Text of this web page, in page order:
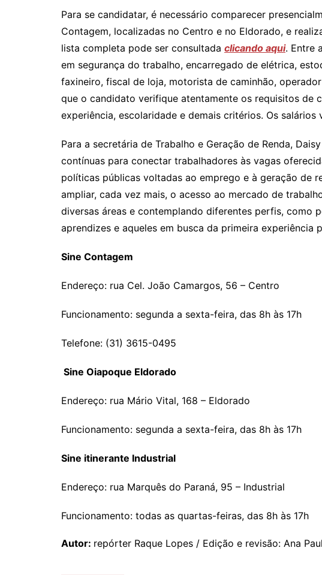
Para se candidatar, é necessário comparecer
Contagem, localizadas no Centro e no Eldorado, e
lista completa pode ser consultada clicando aqui. Entre
em segurança do trabalho, encarregado de elétrica,
faxineiro, fiscal de loja, motorista de caminhão,
que o candidato verifique atentamente os requisitos de
experiência, escolaridade e demais critérios. Os salários
Para a secretária de Trabalho e Geração de Renda,
contínuas para conectar trabalhadores às vagas
políticas públicas voltadas ao emprego e à geração de
ampliar, cada vez mais, o acesso ao mercado de
diversas áreas e contemplando diferentes perfis, como
aprendizes e aqueles em busca da primeira experiência
Sine Contagem
Endereço: rua Cel. João Camargos, 56 – Centro
Funcionamento: segunda a sexta-feira, das 8h às 17h
Telefone: (31) 3615-0495
Sine Oiapoque Eldorado
Endereço: rua Mário Vital, 168 – Eldorado
Funcionamento: segunda a sexta-feira, das 8h às 17h
Sine itinerante Industrial
Endereço: rua Marquês do Paraná, 95 – Industrial
Funcionamento: todas as quartas-feiras, das 8h às 17h
Autor: repórter Raque Lopes / Edição e revisão: Ana